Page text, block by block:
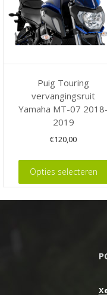
Puig Touring
vervangingsruit
Yamaha MT-07 2018-
2019
€120,00
Opties selecteren
product
heeft